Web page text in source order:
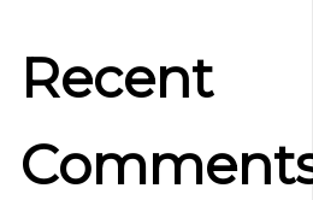
Recent